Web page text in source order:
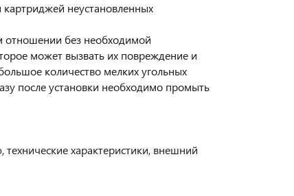
неустановленных
отношении без необходимой
может вызвать их повреждение и
количество мелких угольных
после установки необходимо промыть
характеристики, внешний